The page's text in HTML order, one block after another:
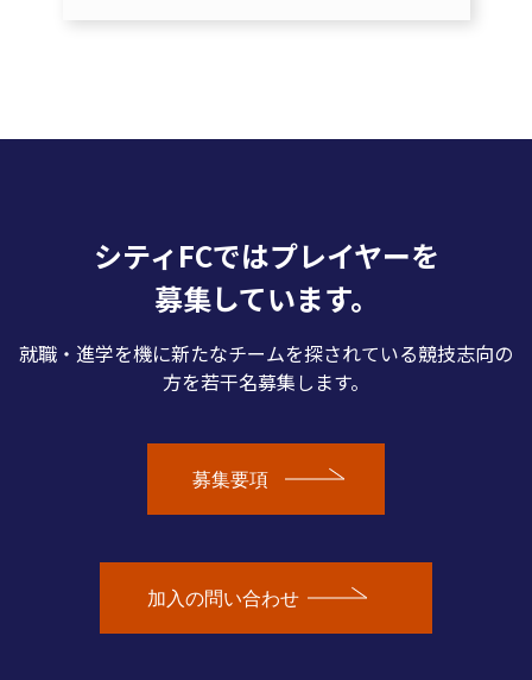
シティFCではプレイヤーを
募集しています。
就職・進学を機に新たなチームを探されている競技志向の
方を若干名募集します。
募集要項
加入の問い合わせ